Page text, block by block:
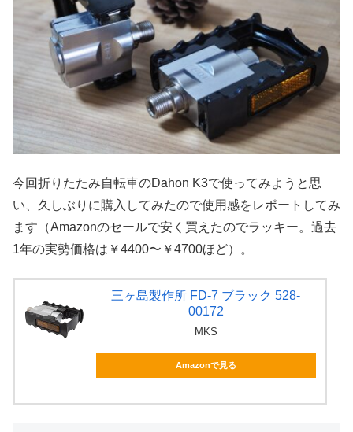
今回折りたたみ自転車のDahon K3で使ってみようと思
い、久しぶりに購入してみたので使用感をレポートしてみ
ます（Amazonのセールで安く買えたのでラッキー。過去
1年の実勢価格は￥4400〜￥4700ほど）。
三ヶ島製作所 FD-7 ブラック 528-
00172
MKS
Amazonで見る